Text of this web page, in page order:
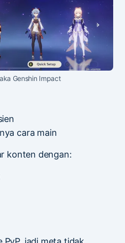
Genshin Impact
cara main
konten dengan: